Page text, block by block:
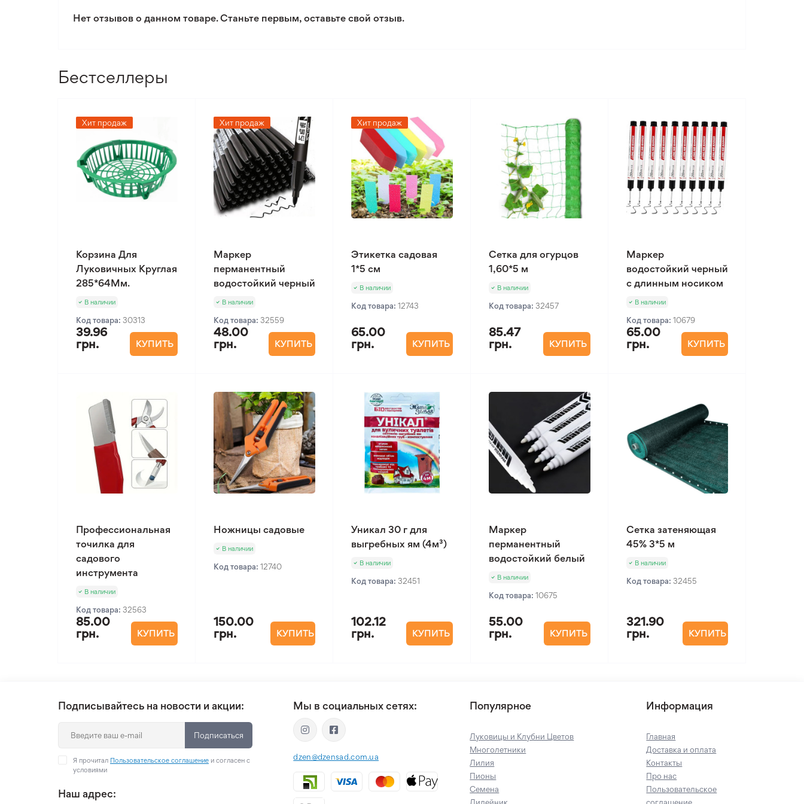
Нет отзывов о данном товаре. Станьте первым, оставьте свой отзыв.
Бестселлеры
Хит продаж
Корзина Для
Луковичных Круглая
285*64Мм.
В наличии
Код товара: 30313
39.96
грн.
КУПИТЬ
Хит продаж
Маркер
перманентный
водостойкий черный
В наличии
Код товара: 32559
48.00
грн.
КУПИТЬ
Хит продаж
Этикетка садовая
1*5 см
В наличии
Код товара: 12743
65.00
грн.
КУПИТЬ
Сетка для огурцов
1,60*5 м
В наличии
Код товара: 32457
85.47
грн.
КУПИТЬ
Маркер
водостойкий черный
с длинным носиком
В наличии
Код товара: 10679
65.00
грн.
КУПИТЬ
Профессиональная
точилка для
садового
инструмента
В наличии
Код товара: 32563
85.00
грн.
КУПИТЬ
Ножницы садовые
В наличии
Код товара: 12740
150.00
грн.
КУПИТЬ
Уникал 30 г для
выгребных ям (4м³)
В наличии
Код товара: 32451
102.12
грн.
КУПИТЬ
Маркер
перманентный
водостойкий белый
В наличии
Код товара: 10675
55.00
грн.
КУПИТЬ
Сетка затеняющая
45% 3*5 м
В наличии
Код товара: 32455
321.90
грн.
КУПИТЬ
Подписывайтесь на новости и акции:
Подписаться
Я прочитал Пользовательское соглашение и согласен с
условиями
Наш адрес:
Мы в социальных сетях:
dzen@dzensad.com.ua
Популярное
Луковицы и Клубни Цветов
Многолетники
Лилия
Пионы
Семена
Информация
Главная
Доставка и оплата
Контакты
Про нас
Пользовательское